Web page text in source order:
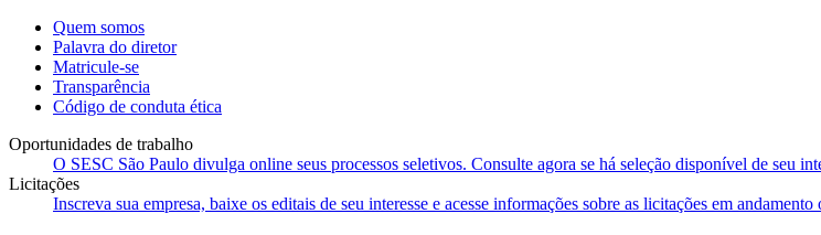
Quem somos
Palavra do diretor
Matricule-se
Transparência
Código de conduta ética
Oportunidades de trabalho
O SESC São Paulo divulga online seus processos seletivos. Consulte agora se há seleção disponível de seu
Licitações
Inscreva sua empresa, baixe os editais de seu interesse e acesse informações sobre as licitações em andamento